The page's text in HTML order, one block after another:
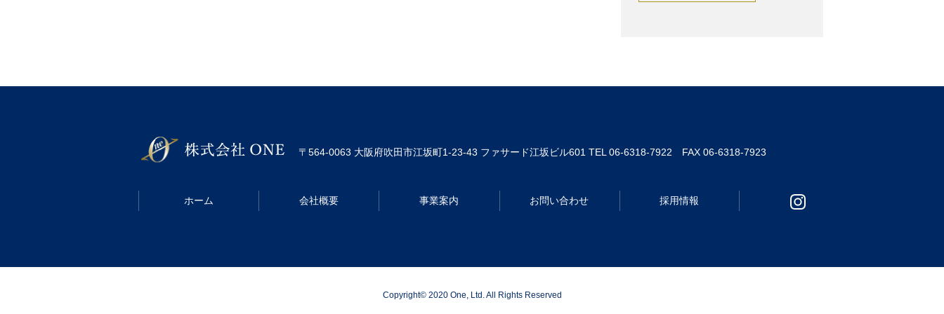
〒564-0063 大阪府吹田市江坂町1-23-43 ファサード江坂ビル601 TEL 06-6318-7922 FAX 06-6318-7923
ホーム 会社概要 事業案内 お問い合わせ 採用情報
Copyright© 2020 One, Ltd. All Rights Reserved